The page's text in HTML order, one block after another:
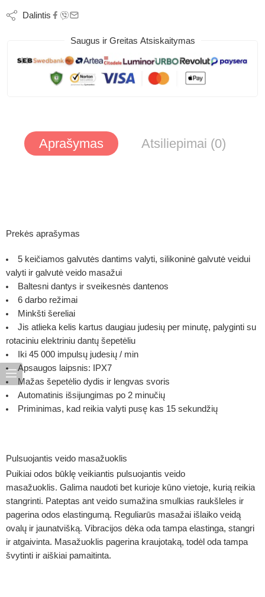
Dalintis
Saugus ir Greitas Atsiskaitymas
Aprašymas Atsiliepimai (0)
Prekės aprašymas
5 keičiamos galvutės dantims valyti, silikoninė galvutė veidui
valyti ir galvutė veido masažui
Baltesni dantys ir sveikesnės dantenos
6 darbo režimai
Minkšti šereliai
Jis atlieka kelis kartus daugiau judesių per minutę, palyginti su
rotaciniu elektriniu dantų šepetėliu
Iki 45 000 impulsų judesių / min
Apsaugos laipsnis: IPX7
Mažas šepetėlio dydis ir lengvas svoris
Automatinis išsijungimas po 2 minučių
Priminimas, kad reikia valyti pusę kas 15 sekundžių
Pulsuojantis veido masažuoklis
Puikiai odos būklę veikiantis pulsuojantis veido
masažuoklis. Galima naudoti bet kurioje kūno vietoje, kurią reikia
stangrinti. Pateptas ant veido sumažina smulkias raukšleles ir
pagerina odos elastingumą. Reguliarūs masažai išlaiko veidą
ovalų ir jaunatvišką. Vibracijos dėka oda tampa elastinga, stangri
ir atgaivinta. Masažuoklis pagerina kraujotaką, todėl oda tampa
švytinti ir aiškiai pamaitinta.